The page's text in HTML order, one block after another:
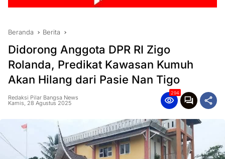
Beranda Berita
Didorong Anggota DPR RI Zigo
Rolanda, Predikat Kawasan Kumuh
Akan Hilang dari Pasie Nan Tigo
Redaksi Pilar Bangsa News
Kamis, 28 Agustus 2025
294